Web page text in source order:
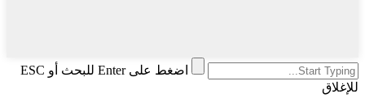
اضغط على Enter للبحث أو ESC
للإغلاق